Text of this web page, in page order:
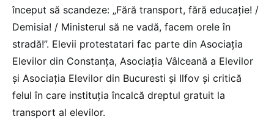
început să scandeze: „Fără transport, fără educație! /
Demisia! / Ministerul să ne vadă, facem orele în
stradă!”. Elevii protestatari fac parte din Asociația
Elevilor din Constanța, Asociația Vâlceană a Elevilor
și Asociația Elevilor din Bucuresti și Ilfov și critică
felul în care instituția încalcă dreptul gratuit la
transport al elevilor.